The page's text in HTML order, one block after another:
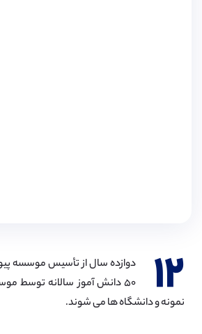
۱۲
۵۰ دانش آموز سالانه توسط
نمونه و دانشگاه ها می شوند.